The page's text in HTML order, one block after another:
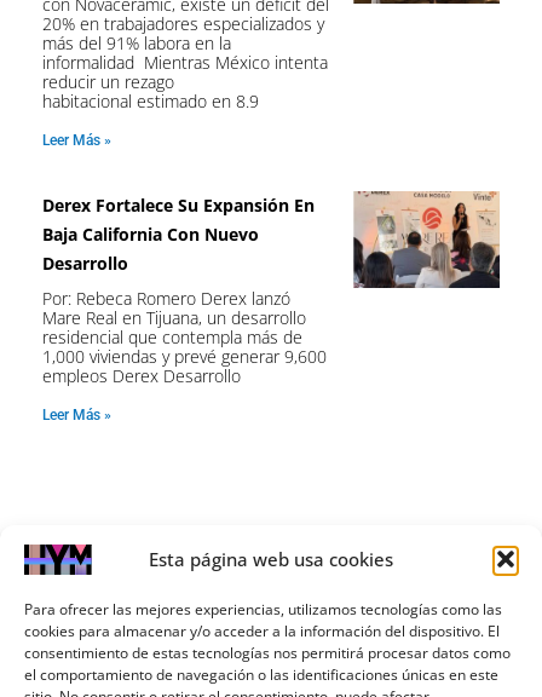
Esta página web usa cookies
Para ofrecer las mejores experiencias, utilizamos tecnologías como las
cookies para almacenar y/o acceder a la información del dispositivo. El
consentimiento de estas tecnologías nos permitirá procesar datos como
el comportamiento de navegación o las identificaciones únicas en este
con Novaceramic, existe un déficit del
20% en trabajadores especializados y
más del 91% labora en la
informalidad Mientras México intenta
reducir un rezago
habitacional estimado en 8.9
Leer Más »
Derex Fortalece Su Expansión En
Baja California Con Nuevo
Desarrollo
Por: Rebeca Romero Derex lanzó
Mare Real en Tijuana, un desarrollo
residencial que contempla más de
1,000 viviendas y prevé generar 9,600
empleos Derex Desarrollo
Leer Más »
Previo
Previo
Fovissste Levanta 10,000 Mdp En Bolsa Para Financiar La Entrega De Crédito
Siguiente
Avanza Sedatu En El Ordenamiento Territorial Del Istmo De Tehuantepec